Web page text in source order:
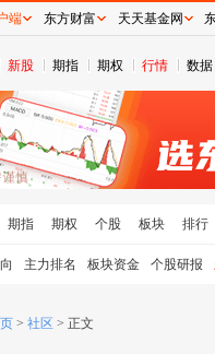
新股 期指 期权 行情 数据
期指 期权 个股 板块 排行
主力排名 板块资金 个股研报
> 社区 > 正文
端 东方财富 天天基金网